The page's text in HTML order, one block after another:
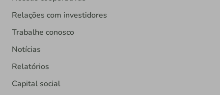
Relações com investidores
Trabalhe conosco
Notícias
Relatórios
Capital social